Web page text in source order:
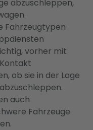
abzuschleppen,
Fahrzeugtypen
vorher mit
ob sie in der Lage
auch
Fahrzeuge